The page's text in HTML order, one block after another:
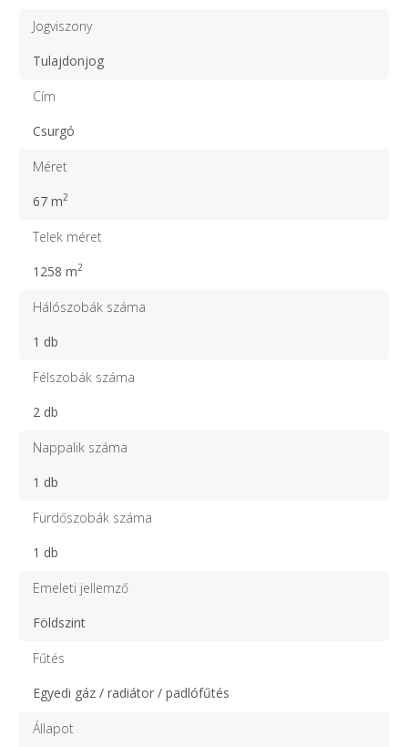
Jogviszony
Tulajdonjog
Cím
Csurgó
Méret
67 m2
Telek méret
1258 m2
Hálószobák száma
1 db
Félszobák száma
2 db
Nappalik száma
1 db
Fürdőszobák száma
1 db
Emeleti jellemző
Földszint
Fűtés
Egyedi gáz / radiátor / padlófűtés
Állapot